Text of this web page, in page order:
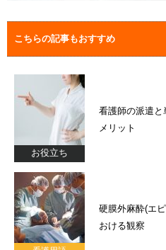
こちらの記事もおすすめ
お役立ち
看護師の派遣
メリット
硬膜外麻酔(エ
おける観察